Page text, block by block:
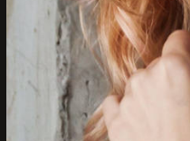
eiusmod
enim ad